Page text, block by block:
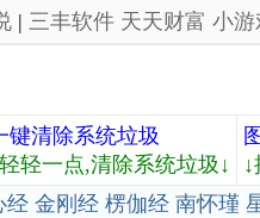
| 三丰软件 天天财富 小游
键清除系统垃圾
轻一点,清除系统垃圾↓
经 金刚经 楞伽经 南怀瑾